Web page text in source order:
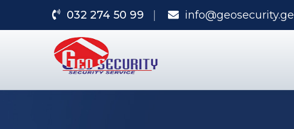
032 274 50 99 info@geosecurity.ge